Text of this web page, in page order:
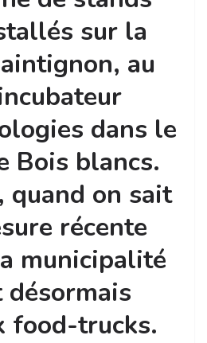
sur la
au
dans le
Bois blancs.
quand on sait
récente
municipalité
food-trucks.